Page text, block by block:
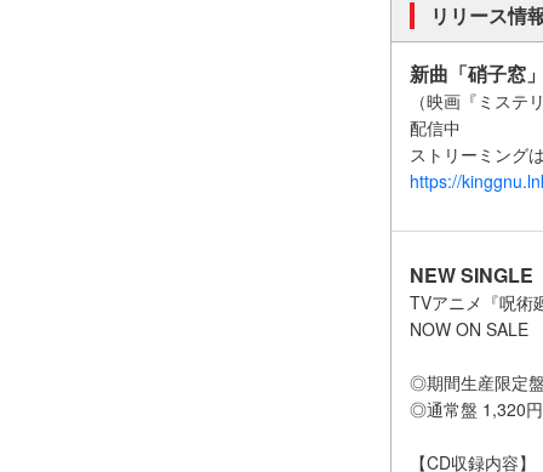
リリース情
新曲「硝子窓」
（映画『ミステ
配信中
ストリーミング
https://
NEW SINGLE
TVアニメ『呪術
NOW ON SALE
◎期間生産限定
◎通常盤 1,320円
【CD収録内容】